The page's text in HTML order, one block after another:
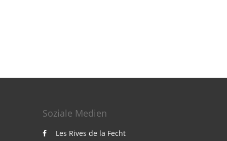
Soziale Medien
Les Rives de la Fecht